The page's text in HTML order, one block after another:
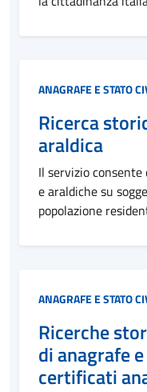
Categoria:
ANAGRAFE E STATO
Ricerca
araldica
Il servizio
e araldiche su
popolazione
Categoria:
ANAGRAFE E STATO
Ricerche
di anagrafe
certificati